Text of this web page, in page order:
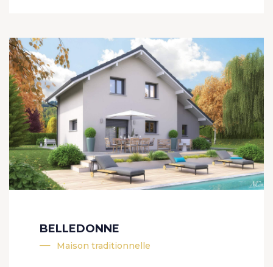
BELLEDONNE
Maison traditionnelle